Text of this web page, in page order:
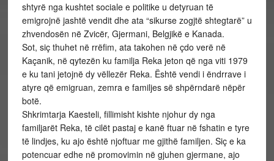
shtyrë nga kushtet sociale e politike u detyruan të
emigrojnë jashtë vendit dhe ata “sikurse zogjtë shtegtarë” u
zhvendosën në Zvicër, Gjermani, Belgjikë e Kanada.
Sot, siç thuhet në rrëfim, ata takohen në çdo verë në
Kaçanik, në qytezën ku familja Reka jeton që nga viti 1979
e ku tani jetojnë dy vëllezër Reka. Është vendi i ëndrrave i
atyre që emigruan, zemra e familjes së shpërndarë nëpër
botë.
Shkrimtarja Kaesteli, fillimisht kishte njohur dy nga
familjarët Reka, të cilët pastaj e kanë ftuar në fshatin e tyre
të lindjes, ku ajo është njoftuar me gjithë familjen. Siç e ka
potencuar edhe në promovimin në gjuhen gjermane, ajo